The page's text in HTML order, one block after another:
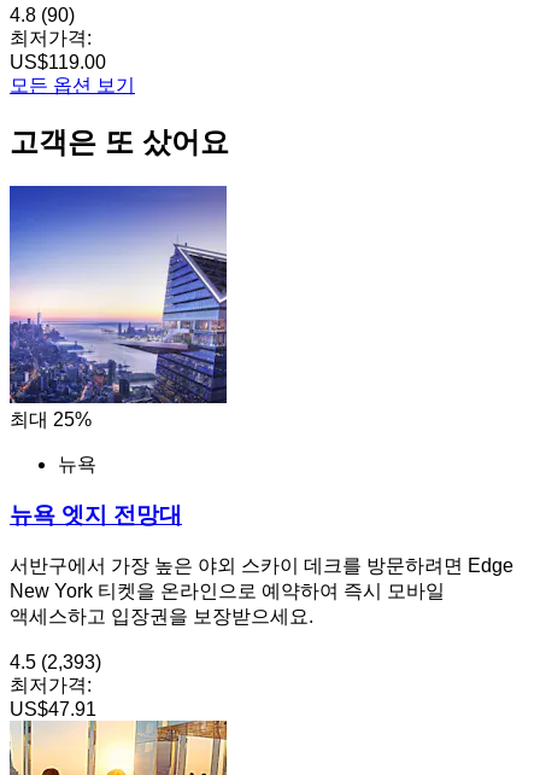
4.8 (90)
최저가격:
US$119.00
모든 옵션 보기
고객은 또 샀어요
최대 25%
뉴욕
뉴욕 엣지 전망대
서반구에서 가장 높은 야외 스카이 데크를 방문하려면 Edge
New York 티켓을 온라인으로 예약하여 즉시 모바일
액세스하고 입장권을 보장받으세요.
4.5 (2,393)
최저가격:
US$47.91